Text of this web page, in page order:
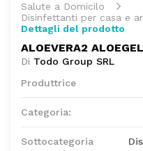
Salute a Domicilo
Disinfettanti per casa e
Dettagli del prodotto
ALOEVERA2
Di Todo Group SRL
Produttrice
Categoria:
Sottocategoria